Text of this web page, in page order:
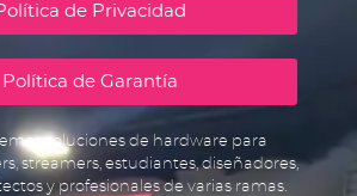
de Privacidad
Política de Garantía
soluciones de hardware para
streamers, estudiantes, diseñadores,
y profesionales de varias ramas.